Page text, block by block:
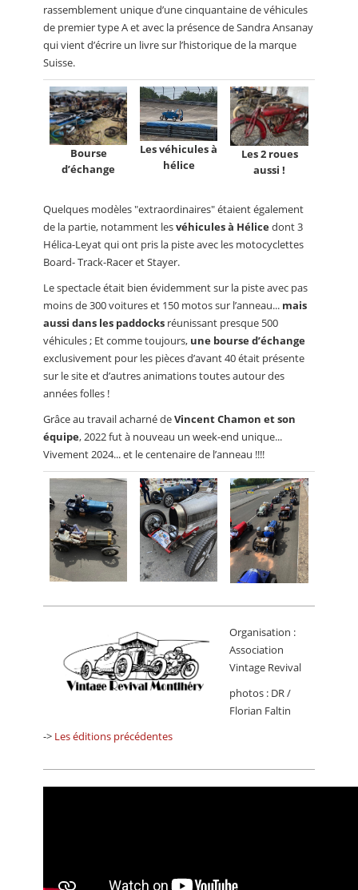
rassemblement unique d’une cinquantaine de véhicules
de premier type A et avec la présence de Sandra Ansanay
qui vient d’écrire un livre sur l’historique de la marque
Suisse.
Bourse
d’échange
Les véhicules à
hélice
Les 2 roues
aussi !
Quelques modèles "extraordinaires" étaient également
de la partie, notamment lesvéhicules à Hélicedont 3
Hélica-Leyat qui ont pris la piste avec les motocyclettes
Board- Track-Racer et Stayer.
Le spectacle était bien évidemment sur la piste avec pas
moins de 300 voitures et 150 motos sur l’anneau... mais
aussi dans les paddocks réunissant presque 500
véhicules ; Et comme toujours, une bourse d’échange
exclusivement pour les pièces d’avant 40 était présente
sur le site et d’autres animations toutes autour des
années folles !
Grâce au travail acharné deVincent Chamon et son
équipe, 2022 fut à nouveau un week-end unique...
Vivement 2024... et le centenaire de l’anneau !!!!
Organisation :
Association
Vintage Revival
photos : DR /
Florian Faltin
-> Les éditions précédentes